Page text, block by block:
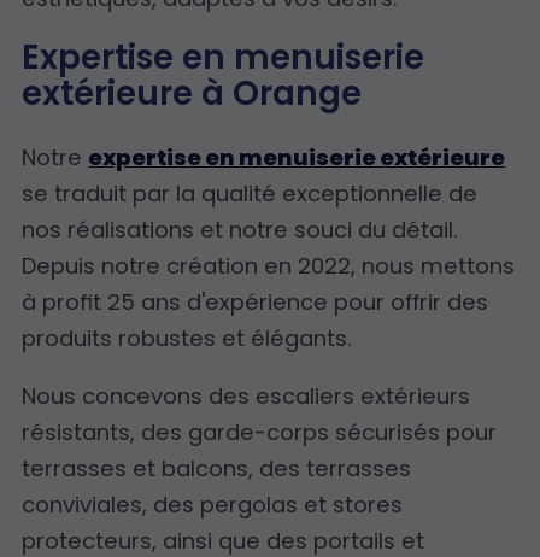
Expertise en menuiserie
extérieure à Orange
Notre expertise en menuiserie extérieure
se traduit par la qualité exceptionnelle de
nos réalisations et notre souci du détail.
Depuis notre création en 2022, nous mettons
à profit 25 ans d'expérience pour offrir des
produits robustes et élégants.
Nous concevons des escaliers extérieurs
résistants, des garde-corps sécurisés pour
terrasses et balcons, des terrasses
conviviales, des pergolas et stores
protecteurs, ainsi que des portails et